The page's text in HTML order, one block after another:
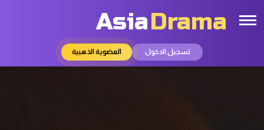
AsiaDrama
تسجيل الدخول العضوية الذهبية